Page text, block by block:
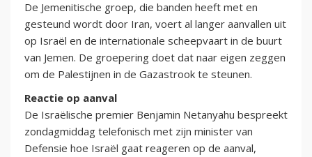
De Jemenitische groep, die banden heeft met en
gesteund wordt door Iran, voert al langer aanvallen uit
op Israël en de internationale scheepvaart in de buurt
van Jemen. De groepering doet dat naar eigen zeggen
om de Palestijnen in de Gazastrook te steunen.
Reactie op aanval
De Israëlische premier Benjamin Netanyahu bespreekt
zondagmiddag telefonisch met zijn minister van
Defensie hoe Israël gaat reageren op de aanval,